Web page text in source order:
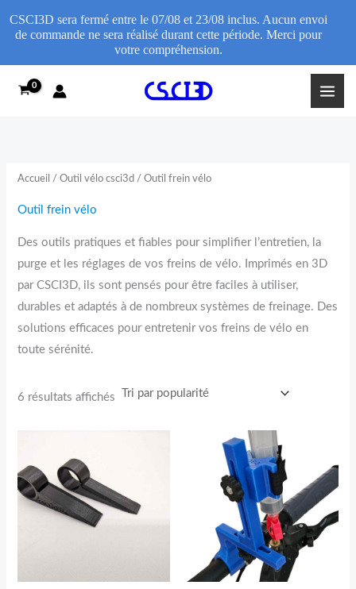
Accueil /Outil vélo csci3d / Outil frein vélo
Outil frein vélo
Des outils pratiques et fiables pour simplifier l’entretien, la
purge et les réglages de vos freins de vélo. Imprimés en 3D
par CSCI3D, ils sont pensés pour être faciles à utiliser,
durables et adaptés à de nombreux systèmes de freinage. Des
solutions efficaces pour entretenir vos freins de vélo en
toute sérénité.
6 résultats affichés
popularité
à
15,95€
Plage
de
prix :
11,95€
à
39,95€
CSCI3D sera fermé entre le 07/08 et 23/08 inclus. Aucun envoi
de commande ne sera réalisé durant cette période. Merci pour
votre compréhension.